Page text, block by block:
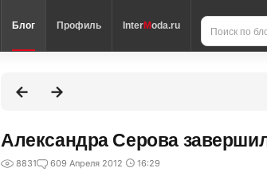
Блог Профиль InterModa.ru
Александра Серова
8831 609 Апреля 2012 16:29